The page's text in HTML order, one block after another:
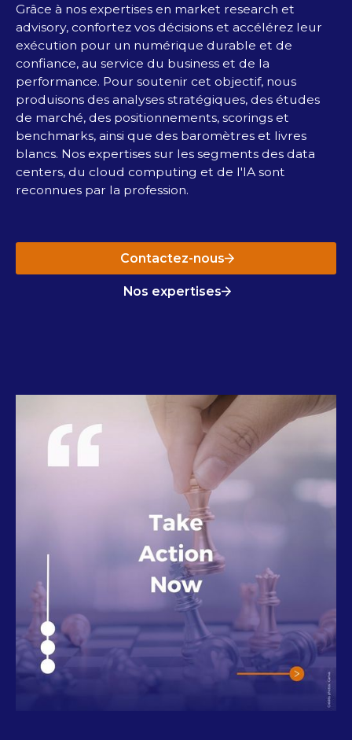
Grâce à nos expertises en market research et
advisory, confortez vos décisions et accélérez leur
exécution pour un numérique durable et de
confiance, au service du business et de la
performance. Pour soutenir cet objectif, nous
produisons des analyses stratégiques, des études
de marché, des positionnements, scorings et
benchmarks, ainsi que des baromètres et livres
blancs. Nos expertises sur les segments des data
centers, du cloud computing et de l'IA sont
reconnues par la profession.
Contactez-nous
Nos expertises